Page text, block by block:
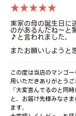
★★★★★
実家の母の誕生日に
のがあるんだね〜と
♪と言われました。
またお願いしようと
この度は当店のマンゴ
用いただきありがとうご
「大変喜んでるのと同
と、お届け先様みなさ
ます。